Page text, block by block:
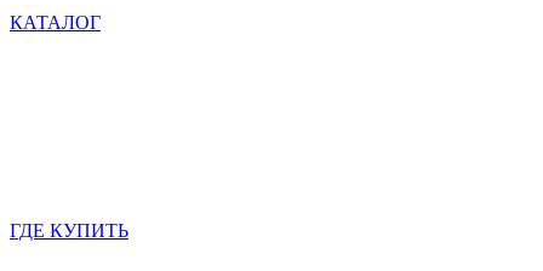
КАТАЛОГ
ГДЕ КУПИТЬ